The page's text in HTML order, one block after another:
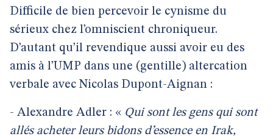
Difficile de bien percevoir le cynisme du
sérieux chez l’omniscient chroniqueur.
D’autant qu’il revendique aussi avoir eu des
amis à l’UMP dans une (gentille) altercation
verbale avec Nicolas Dupont-Aignan :
- Alexandre Adler : « Qui sont les gens qui sont
allés acheter leurs bidons d’essence en Irak,